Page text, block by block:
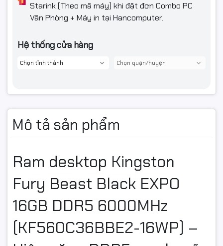
Starink (Theo mã máy) khi đặt đơn Combo PC
Văn Phòng + Máy in tại Hancomputer.
Hệ thống cửa hàng
Mô tả sản phẩm
Ram desktop Kingston
Fury Beast Black EXPO
16GB DDR5 6000MHz
(KF560C36BBE2-16WP) –